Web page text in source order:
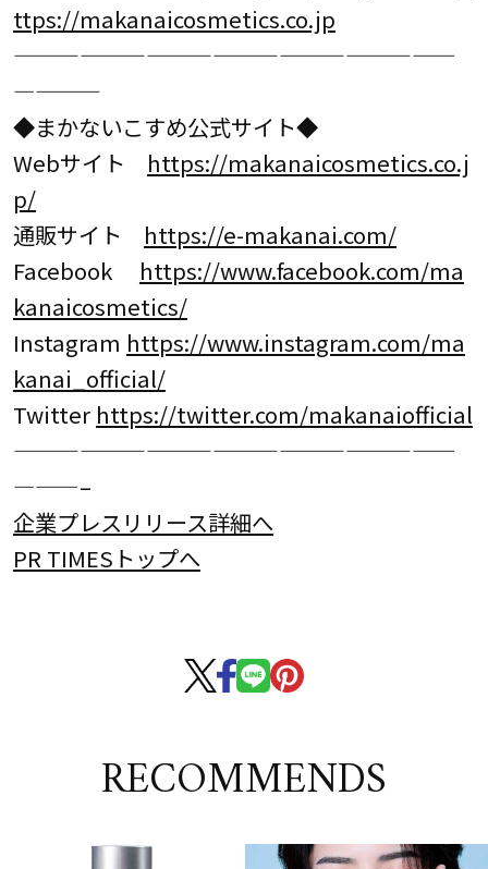
ttps://makanaicosmetics.co.jp
————————————————————
————
◆まかないこすめ公式サイト◆
Webサイト https://makanaicosmetics.co.j
p/
通販サイト https://e-makanai.com/
Facebook https://www.facebook.com/ma
kanaicosmetics/
Instagram https://www.instagram.com/ma
kanai_official/
Twitter https://twitter.com/makanaiofficial
————————————————————
———–
企業プレスリリース詳細へ
PR TIMESトップへ
RECOMMENDS